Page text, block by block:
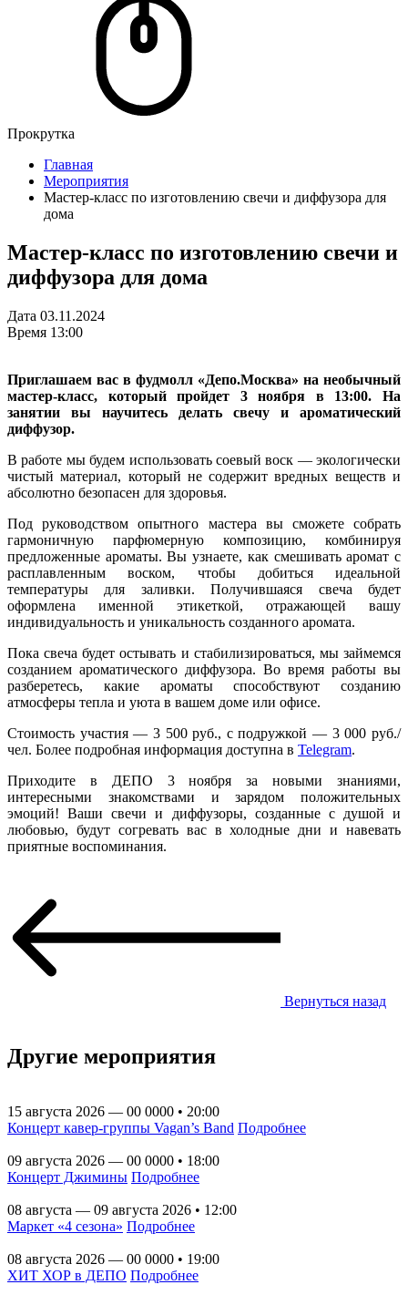
Прокрутка
Главная
Мероприятия
Мастер-класс по изготовлению свечи и диффузора для
дома
Мастер-класс по изготовлению свечи и
диффузора для дома
Дата 03.11.2024
Время 13:00
Приглашаем вас в фудмолл «Депо.Москва» на необычный
мастер-класс, который пройдет 3 ноября в 13:00. На
занятии вы научитесь делать свечу и ароматический
диффузор.
В работе мы будем использовать соевый воск — экологически
чистый материал, который не содержит вредных веществ и
абсолютно безопасен для здоровья.
Под руководством опытного мастера вы сможете собрать
гармоничную парфюмерную композицию, комбинируя
предложенные ароматы. Вы узнаете, как смешивать аромат с
расплавленным воском, чтобы добиться идеальной
температуры для заливки. Получившаяся свеча будет
оформлена именной этикеткой, отражающей вашу
индивидуальность и уникальность созданного аромата.
Пока свеча будет остывать и стабилизироваться, мы займемся
созданием ароматического диффузора. Во время работы вы
разберетесь, какие ароматы способствуют созданию
атмосферы тепла и уюта в вашем доме или офисе.
Стоимость участия — 3 500 руб., с подружкой — 3 000 руб./
чел. Более подробная информация доступна в Telegram.
Приходите в ДЕПО 3 ноября за новыми знаниями,
интересными знакомствами и зарядом положительных
эмоций! Ваши свечи и диффузоры, созданные с душой и
любовью, будут согревать вас в холодные дни и навевать
приятные воспоминания.
Вернуться назад
Другие мероприятия
15 августа 2026 — 00 0000 • 20:00
Концерт кавер-группы Vagan’s Band Подробнее
09 августа 2026 — 00 0000 • 18:00
Концерт Джимины Подробнее
08 августа — 09 августа 2026 • 12:00
Маркет «4 сезона» Подробнее
08 августа 2026 — 00 0000 • 19:00
ХИТ ХОР в ДЕПО Подробнее